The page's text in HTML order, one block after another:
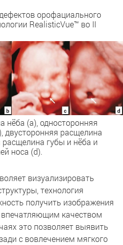
орофациального
RealisticVue™ во II
нёба (a), односторонняя
двусторонняя расщелина
расщелина губы и нёба и
носа (d).
визуализировать
технология
получить изображения
качеством
это позволяет выявить
с вовлечением мягкого